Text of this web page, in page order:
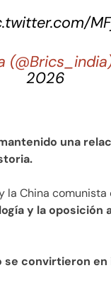
2026
una
la China comunista
y la oposición
se convirtieron en